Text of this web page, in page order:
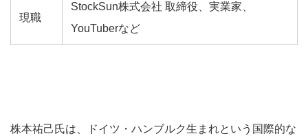
現職
StockSun株式会社 取締役、実業家、
YouTuberなど
株本祐己氏は、ドイツ・ハンブルク生まれという国際的な